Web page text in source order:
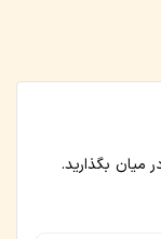
میان بگذارید.